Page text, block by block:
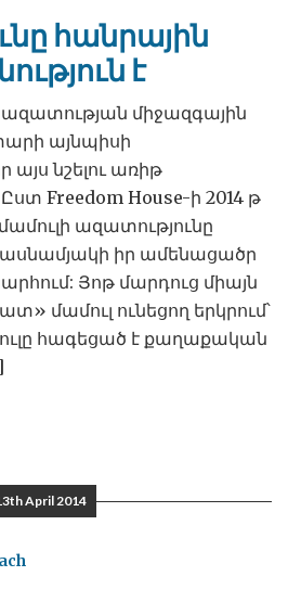
հանրային
է
ազատության միջազգային
այնպիսի
այս նշելու առիթ
Freedom House-ի 2014 թ
ազատությունը
իր ամենացածր
Յոթ մարդուց միայն
մամուլ ունեցող երկրում՝
հագեցած է քաղաքական
April 2014